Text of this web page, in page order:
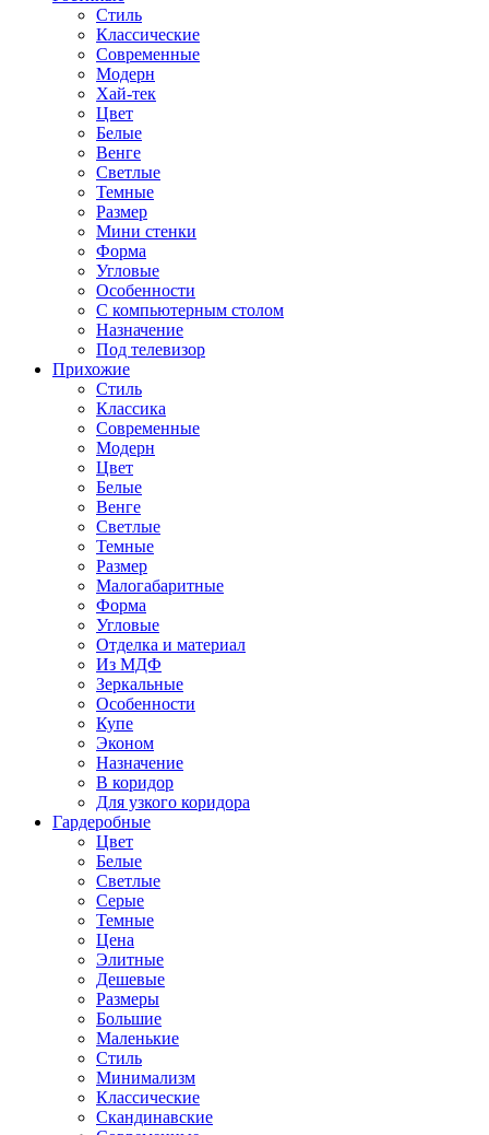
Стиль
Классические
Современные
Модерн
Хай-тек
Цвет
Белые
Венге
Светлые
Темные
Размер
Мини стенки
Форма
Угловые
Особенности
С компьютерным столом
Назначение
Под телевизор
Прихожие
Стиль
Классика
Современные
Модерн
Цвет
Белые
Венге
Светлые
Темные
Размер
Малогабаритные
Форма
Угловые
Отделка и материал
Из МДФ
Зеркальные
Особенности
Купе
Эконом
Назначение
В коридор
Для узкого коридора
Гардеробные
Цвет
Белые
Светлые
Серые
Темные
Цена
Элитные
Дешевые
Размеры
Большие
Маленькие
Стиль
Минимализм
Классические
Скандинавские